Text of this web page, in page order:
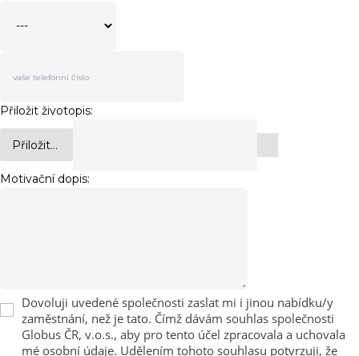
Přiložit životopis:
Přiložit...
Motivační dopis:
Dovoluji uvedené společnosti zaslat mi i jinou nabídku/y
zaměstnání, než je tato. Čímž dávám souhlas společnosti
Globus ČR, v.o.s., aby pro tento účel zpracovala a uchovala
mé osobní údaje. Udělením tohoto souhlasu potvrzuji, že